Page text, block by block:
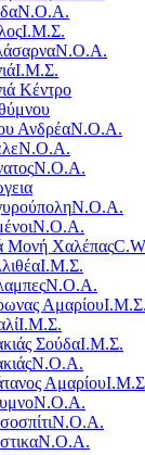
Ν.Ο.Α.
Ι.Μ.Σ.
Ν.Ο.Α.
Ι.Μ.Σ.
Κέντρο
ΑνδρέαΝ.Ο.Α.
Ν.Ο.Α.
Ν.Ο.Α.
Ν.Ο.Α.
Ν.Ο.Α.
Μονή Χαλέπας
Ι.Μ.Σ.
Ν.Ο.Α.
ΑμαρίουΙ.Μ.Σ.
Ι.Μ.Σ.
ΣούδαΙ.Μ.Σ.
Ν.Ο.Α.
Αμαρίου
Ν.Ο.Α.
Ν.Ο.Α.
Ν.Ο.Α.